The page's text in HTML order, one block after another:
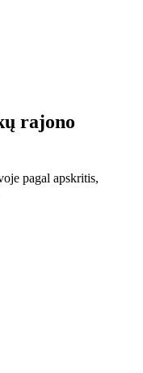
rajono
pagal apskritis,